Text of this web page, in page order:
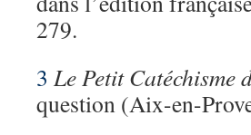
279.
3 Le Petit Catéchisme
question (Aix-en-